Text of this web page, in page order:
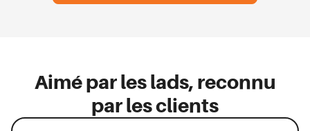
Aimé par les lads, reconnu
par les clients